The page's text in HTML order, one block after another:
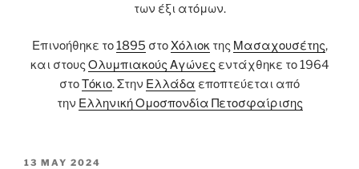
των έξι ατόμων.
Επινοήθηκε το1895 στοΧόλιοκτης Μασαχουσέτης,
και στους Ολυμπιακούς Αγώνες εντάχθηκε το 1964
στοΤόκιο. Στην Ελλάδα εποπτεύεται από
την Ελληνική Ομοσπονδία Πετοσφαίρισης
POSTED
13 MAY 2024